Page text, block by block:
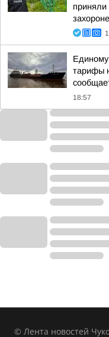
приняли
Единому
тарифы
18:57
© Лента новостей